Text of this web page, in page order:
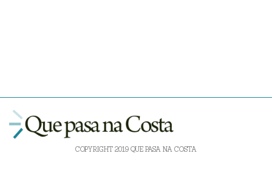
COPYRIGHT 2019 QUE PASA NA COSTA